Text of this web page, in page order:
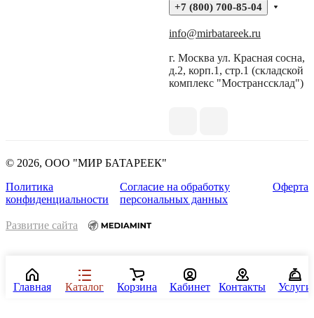
+7 (800) 700-85-04
info@mirbatareek.ru
г. Москва ул. Красная сосна,
д.2, корп.1, стр.1 (складской
комплекс "Мостранссклад")
© 2026, ООО "МИР БАТАРЕЕК"
Политика
конфиденциальности
Согласие на обработку
персональных данных
Оферта
Развитие сайта
Главная Каталог Корзина Кабинет Контакты Услуги